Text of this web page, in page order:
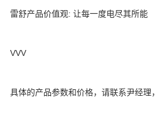
雷舒产品价值观: 让每一度电尽其所能
VVV
具体的产品参数和价格，请联系尹经